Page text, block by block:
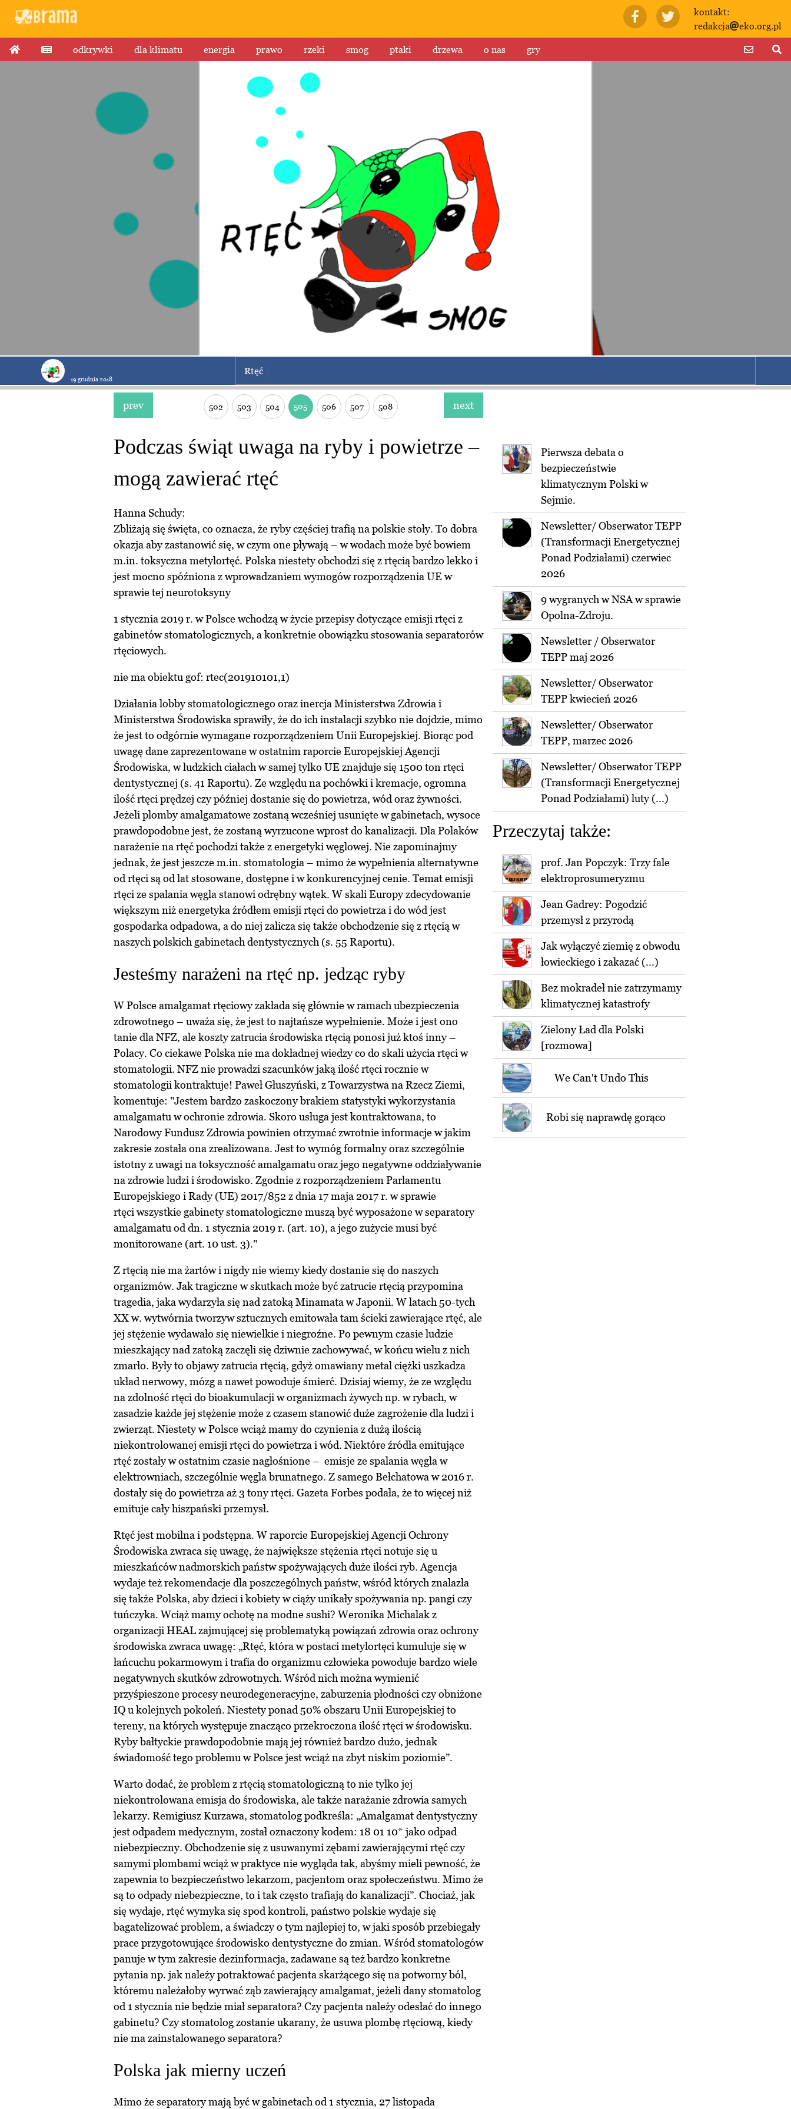
kontakt:
redakcja
eko.org.pl
odkrywki dla klimatu energia prawo rzeki smog ptaki drzewa o nas gry
19 grudnia 2018
Rtęć
prev 502 503 504 505 506 507 508 next
Podczas świąt uwaga na ryby i powietrze –
mogą zawierać rtęć
Hanna Schudy:
Zbliżają się święta, co oznacza, że ryby częściej trafią na polskie stoły. To dobra
okazja aby zastanowić się, w czym one pływają – w wodach może być bowiem
m.in. toksyczna metylortęć. Polska niestety obchodzi się z rtęcią bardzo lekko i
jest mocno spóźniona z wprowadzaniem wymogów rozporządzenia UE w
sprawie tej neurotoksyny
1 stycznia 2019 r. w Polsce wchodzą w życie przepisy dotyczące emisji rtęci z
gabinetów stomatologicznych, a konkretnie obowiązku stosowania separatorów
rtęciowych.
nie ma obiektu gof: rtec(201910101,1)
Działania lobby stomatologicznego oraz inercja Ministerstwa Zdrowia i
Ministerstwa Środowiska sprawiły, że do ich instalacji szybko nie dojdzie, mimo
że jest to odgórnie wymagane rozporządzeniem Unii Europejskiej. Biorąc pod
uwagę dane zaprezentowane w ostatnim raporcie Europejskiej Agencji
Środowiska, w ludzkich ciałach w samej tylko UE znajduje się 1500 ton rtęci
dentystycznej (s. 41 Raportu). Ze względu na pochówki i kremacje, ogromna
ilość rtęci prędzej czy później dostanie się do powietrza, wód oraz żywności.
Jeżeli plomby amalgamatowe zostaną wcześniej usunięte w gabinetach, wysoce
prawdopodobne jest, że zostaną wyrzucone wprost do kanalizacji. Dla Polaków
narażenie na rtęć pochodzi także z energetyki węglowej. Nie zapominajmy
jednak, że jest jeszcze m.in. stomatologia – mimo że wypełnienia alternatywne
od rtęci są od lat stosowane, dostępne i w konkurencyjnej cenie. Temat emisji
rtęci ze spalania węgla stanowi odrębny wątek. W skali Europy zdecydowanie
większym niż energetyka źródłem emisji rtęci do powietrza i do wód jest
gospodarka odpadowa, a do niej zalicza się także obchodzenie się z rtęcią w
naszych polskich gabinetach dentystycznych (s. 55 Raportu).
Jesteśmy narażeni na rtęć np. jedząc ryby
W Polsce amalgamat rtęciowy zakłada się głównie w ramach ubezpieczenia
zdrowotnego – uważa się, że jest to najtańsze wypełnienie. Może i jest ono
tanie dla NFZ, ale koszty zatrucia środowiska rtęcią ponosi już ktoś inny –
Polacy. Co ciekawe Polska nie ma dokładnej wiedzy co do skali użycia rtęci w
stomatologii. NFZ nie prowadzi szacunków jaką ilość rtęci rocznie w
stomatologii kontraktuje! Paweł Głuszyński, z Towarzystwa na Rzecz Ziemi,
komentuje: "Jestem bardzo zaskoczony brakiem statystyki wykorzystania
amalgamatu w ochronie zdrowia. Skoro usługa jest kontraktowana, to
Narodowy Fundusz Zdrowia powinien otrzymać zwrotnie informacje w jakim
zakresie została ona zrealizowana. Jest to wymóg formalny oraz szczególnie
istotny z uwagi na toksyczność amalgamatu oraz jego negatywne oddziaływanie
na zdrowie ludzi i środowisko. Zgodnie z rozporządzeniem Parlamentu
Europejskiego i Rady (UE) 2017/852 z dnia 17 maja 2017 r. w sprawie
rtęci wszystkie gabinety stomatologiczne muszą być wyposażone w separatory
amalgamatu od dn. 1 stycznia 2019 r. (art. 10), a jego zużycie musi być
monitorowane (art. 10 ust. 3)."
Z rtęcią nie ma żartów i nigdy nie wiemy kiedy dostanie się do naszych
organizmów. Jak tragiczne w skutkach może być zatrucie rtęcią przypomina
tragedia, jaka wydarzyła się nad zatoką Minamata w Japonii. W latach 50-tych
XX w. wytwórnia tworzyw sztucznych emitowała tam ścieki zawierające rtęć, ale
jej stężenie wydawało się niewielkie i niegroźne. Po pewnym czasie ludzie
mieszkający nad zatoką zaczęli się dziwnie zachowywać, w końcu wielu z nich
zmarło. Były to objawy zatrucia rtęcią, gdyż omawiany metal ciężki uszkadza
układ nerwowy, mózg a nawet powoduje śmierć. Dzisiaj wiemy, że ze względu
na zdolność rtęci do bioakumulacji w organizmach żywych np. w rybach, w
zasadzie każde jej stężenie może z czasem stanowić duże zagrożenie dla ludzi i
zwierząt. Niestety w Polsce wciąż mamy do czynienia z dużą ilością
niekontrolowanej emisji rtęci do powietrza i wód. Niektóre źródła emitujące
rtęć zostały w ostatnim czasie nagłośnione – emisje ze spalania węgla w
elektrowniach, szczególnie węgla brunatnego. Z samego Bełchatowa w 2016 r.
dostały się do powietrza aż 3 tony rtęci. Gazeta Forbes podała, że to więcej niż
emituje cały hiszpański przemysł.
Rtęć jest mobilna i podstępna. W raporcie Europejskiej Agencji Ochrony
Środowiska zwraca się uwagę, że największe stężenia rtęci notuje się u
mieszkańców nadmorskich państw spożywających duże ilości ryb. Agencja
wydaje też rekomendacje dla poszczególnych państw, wśród których znalazła
się także Polska, aby dzieci i kobiety w ciąży unikały spożywania np. pangi czy
tuńczyka. Wciąż mamy ochotę na modne sushi? Weronika Michalak z
organizacji HEAL zajmującej się problematyką powiązań zdrowia oraz ochrony
środowiska zwraca uwagę: „Rtęć, która w postaci metylortęci kumuluje się w
łańcuchu pokarmowym i trafia do organizmu człowieka powoduje bardzo wiele
negatywnych skutków zdrowotnych. Wśród nich można wymienić
przyśpieszone procesy neurodegeneracyjne, zaburzenia płodności czy obniżone
IQ u kolejnych pokoleń. Niestety ponad 50% obszaru Unii Europejskiej to
tereny, na których występuje znacząco przekroczona ilość rtęci w środowisku.
Ryby bałtyckie prawdopodobnie mają jej również bardzo dużo, jednak
świadomość tego problemu w Polsce jest wciąż na zbyt niskim poziomie”.
Warto dodać, że problem z rtęcią stomatologiczną to nie tylko jej
niekontrolowana emisja do środowiska, ale także narażanie zdrowia samych
lekarzy. Remigiusz Kurzawa, stomatolog podkreśla: „Amalgamat dentystyczny
jest odpadem medycznym, został oznaczony kodem: 18 01 10* jako odpad
niebezpieczny. Obchodzenie się z usuwanymi zębami zawierającymi rtęć czy
samymi plombami wciąż w praktyce nie wygląda tak, abyśmy mieli pewność, że
zapewnia to bezpieczeństwo lekarzom, pacjentom oraz społeczeństwu. Mimo że
są to odpady niebezpieczne, to i tak często trafiają do kanalizacji”. Chociaż, jak
się wydaje, rtęć wymyka się spod kontroli, państwo polskie wydaje się
bagatelizować problem, a świadczy o tym najlepiej to, w jaki sposób przebiegały
prace przygotowujące środowisko dentystyczne do zmian. Wśród stomatologów
panuje w tym zakresie dezinformacja, zadawane są też bardzo konkretne
pytania np. jak należy potraktować pacjenta skarżącego się na potworny ból,
któremu należałoby wyrwać ząb zawierający amalgamat, jeżeli dany stomatolog
od 1 stycznia nie będzie miał separatora? Czy pacjenta należy odesłać do innego
gabinetu? Czy stomatolog zostanie ukarany, że usuwa plombę rtęciową, kiedy
nie ma zainstalowanego separatora?
Polska jak mierny uczeń
Mimo że separatory mają być w gabinetach od 1 stycznia, 27 listopada
Pierwsza debata o
bezpieczeństwie
klimatycznym Polski w
Sejmie.
Newsletter/ Obserwator TEPP
(Transformacji Energetycznej
Ponad Podziałami) czerwiec
2026
9 wygranych w NSA w sprawie
Opolna-Zdroju.
Newsletter / Obserwator
TEPP maj 2026
Newsletter/ Obserwator
TEPP kwiecień 2026
Newsletter/ Obserwator
TEPP, marzec 2026
Newsletter/ Obserwator TEPP
(Transformacji Energetycznej
Ponad Podziałami) luty (...)
Przeczytaj także:
prof. Jan Popczyk: Trzy fale
elektroprosumeryzmu
Jean Gadrey: Pogodzić
przemysł z przyrodą
Jak wyłączyć ziemię z obwodu
łowieckiego i zakazać (...)
Bez mokradeł nie zatrzymamy
klimatycznej katastrofy
Zielony Ład dla Polski
[rozmowa]
We Can't Undo This
Robi się naprawdę gorąco